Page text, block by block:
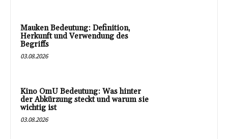
Mauken Bedeutung: Definition,
Herkunft und Verwendung des
Begriffs
03.08.2026
Kino OmU Bedeutung: Was hinter
der Abkürzung steckt und warum sie
wichtig ist
03.08.2026